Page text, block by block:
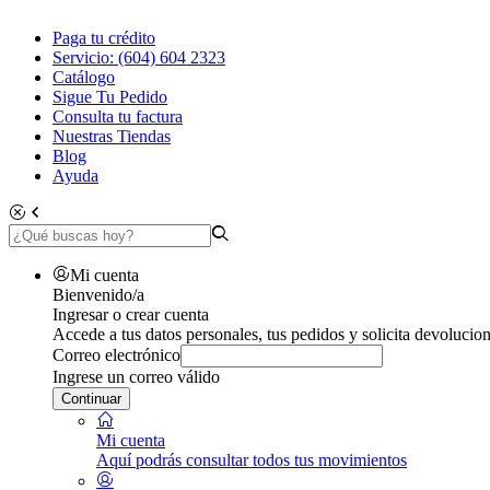
Paga tu crédito
Servicio: (604) 604 2323
Catálogo
Sigue Tu Pedido
Consulta tu factura
Nuestras Tiendas
Blog
Ayuda
Mi cuenta
Bienvenido/a
Ingresar o crear cuenta
Accede a tus datos personales, tus pedidos y solicita
Correo electrónico
Ingrese un correo válido
Continuar
Mi cuenta
Aquí podrás consultar todos tus movimientos